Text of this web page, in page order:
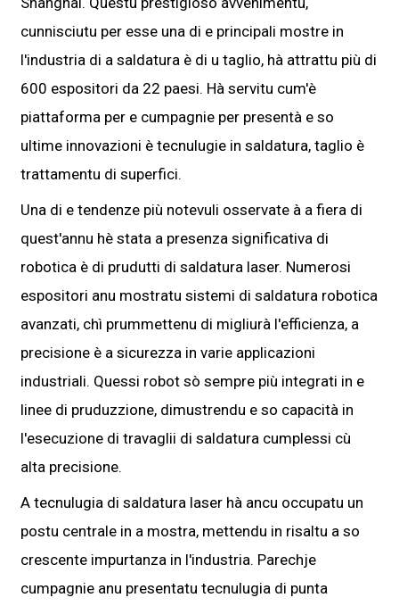
cunnisciutu per esse una di e principali mostre in
l'industria di a saldatura è di u taglio, hà attrattu più di
600 espositori da 22 paesi. Hà servitu cum'è
piattaforma per e cumpagnie per presentà e so
ultime innovazioni è tecnulugie in saldatura, taglio è
trattamentu di superfici.
Una di e tendenze più notevuli osservate à a fiera di
quest'annu hè stata a presenza significativa di
robotica è di prudutti di saldatura laser. Numerosi
espositori anu mostratu sistemi di saldatura robotica
avanzati, chì prummettenu di migliurà l'efficienza, a
precisione è a sicurezza in varie applicazioni
industriali. Quessi robot sò sempre più integrati in e
linee di pruduzzione, dimustrendu e so capacità in
l'esecuzione di travaglii di saldatura cumplessi cù
alta precisione.
A tecnulugia di saldatura laser hà ancu occupatu un
postu centrale in a mostra, mettendu in risaltu a so
crescente impurtanza in l'industria. Parechje
cumpagnie anu presentatu tecnulugia di punta